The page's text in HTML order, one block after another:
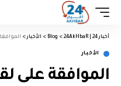
أخبار 24 | 24AkHbaR >
Blog
> الأخبار >
الأخبار
الموافقة على